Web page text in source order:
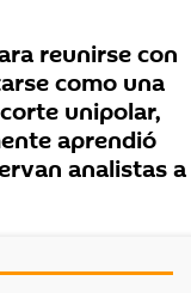
reunirse con
como una
unipolar,
aprendió
analistas a